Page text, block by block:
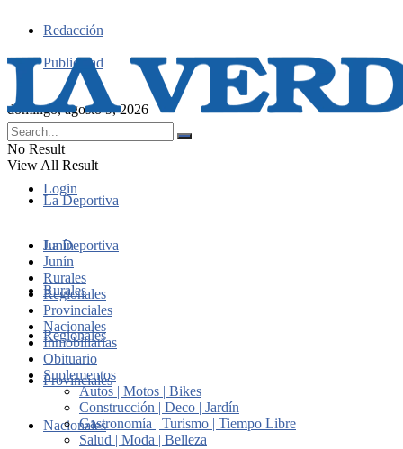
Redacción
Publicidad
domingo, agosto 9, 2026
Login
No Result
View All Result
La Deportiva
Junín
Rurales
Regionales
Provinciales
Nacionales
La Deportiva
Junín
Rurales
Regionales
Provinciales
Nacionales
Inmobiliarias
Obituario
Suplementos
Autos | Motos | Bikes
Construcción | Deco | Jardín
Gastronomía | Turismo | Tiempo Libre
Salud | Moda | Belleza